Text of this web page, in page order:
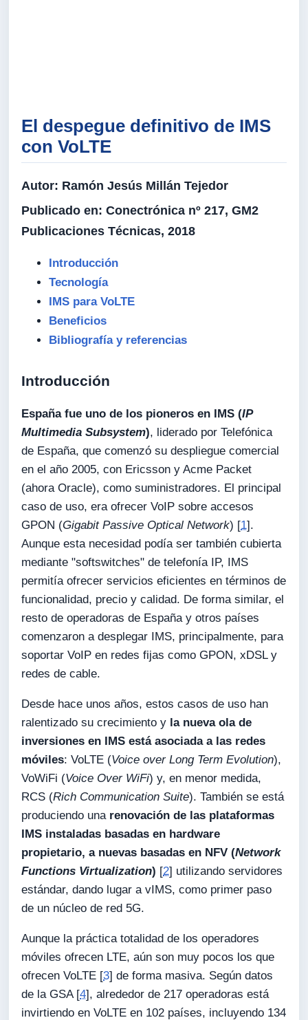
El despegue definitivo de IMS
con VoLTE
Autor: Ramón Jesús Millán Tejedor
Publicado en: Conectrónica nº 217, GM2
Publicaciones Técnicas, 2018
Introducción
Tecnología
IMS para VoLTE
Beneficios
Bibliografía y referencias
Introducción
España fue uno de los pioneros en IMS (IP
Multimedia Subsystem), liderado por Telefónica
de España, que comenzó su despliegue comercial
en el año 2005, con Ericsson y Acme Packet
(ahora Oracle), como suministradores. El principal
caso de uso, era ofrecer VoIP sobre accesos
GPON (Gigabit Passive Optical Network) [1].
Aunque esta necesidad podía ser también cubierta
mediante "softswitches" de telefonía IP, IMS
permitía ofrecer servicios eficientes en términos de
funcionalidad, precio y calidad. De forma similar, el
resto de operadoras de España y otros países
comenzaron a desplegar IMS, principalmente, para
soportar VoIP en redes fijas como GPON, xDSL y
redes de cable.
Desde hace unos años, estos casos de uso han
ralentizado su crecimiento y la nueva ola de
inversiones en IMS está asociada a las redes
móviles: VoLTE (Voice over Long Term Evolution),
VoWiFi (Voice Over WiFi) y, en menor medida,
RCS (Rich Communication Suite). También se está
produciendo una renovación de las plataformas
IMS instaladas basadas en hardware
propietario, a nuevas basadas en NFV (Network
Functions Virtualization) [2] utilizando servidores
estándar, dando lugar a vIMS, como primer paso
de un núcleo de red 5G.
Aunque la práctica totalidad de los operadores
móviles ofrecen LTE, aún son muy pocos los que
ofrecen VoLTE [3] de forma masiva. Según datos
de la GSA [4], alrededor de 217 operadoras está
invirtiendo en VoLTE en 102 países, incluyendo 134